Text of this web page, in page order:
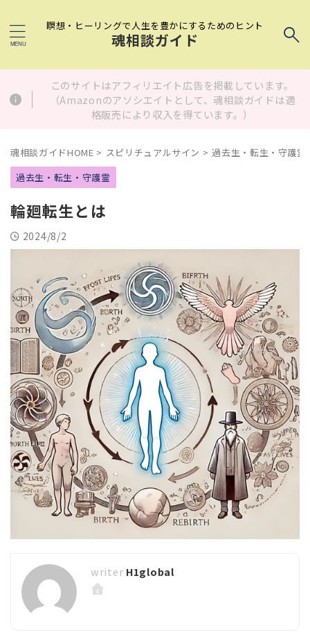
瞑想・ヒーリングで人生を豊かにするためのヒント
魂相談ガイド
このサイトはアフィリエイト広告を掲載しています。
（Amazonのアソシエイトとして、魂相談ガイドは適
格販売により収入を得ています。）
魂相談ガイドHOME > スピリチュアルサイン > 過去生・転生・守護霊
過去生・転生・守護霊
輪廻転生とは
2024/8/2
H1global